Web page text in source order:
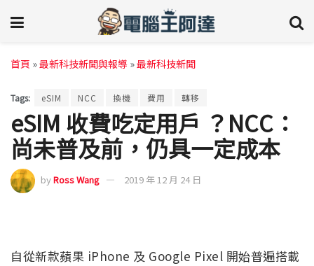
首頁 »最新科技新聞與報導 »最新科技新聞
Tags: eSIM NCC 換機 費用 轉移
eSIM 收費吃定用戶 ？NCC：
尚未普及前，仍具一定成本
byRoss Wang 2019 年 12 月 24 日
自從新款蘋果 iPhone 及 Google Pixel 開始普遍搭載